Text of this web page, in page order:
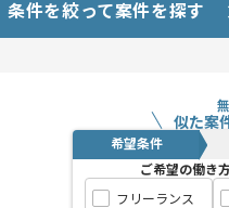
条件を絞って案件を探す
似た案
希望条件
ご希望の働き
フリーランス